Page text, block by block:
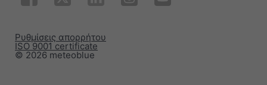
© 2026 meteoblue
ISO 9001 certificate
Ρυθμίσεις απορρήτου